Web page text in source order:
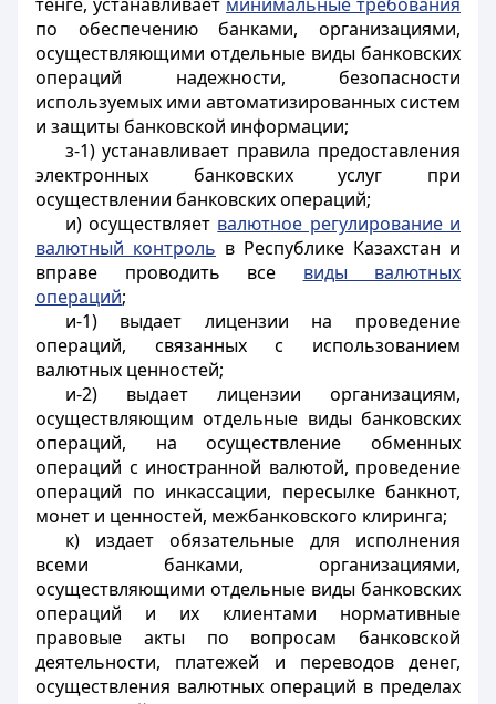
по обеспечению банками, организациями,
осуществляющими отдельные виды банковских
операций надежности, безопасности
используемых ими автоматизированных систем
и защиты банковской информации;
з-1) устанавливает правила предоставления
электронных банковских услуг при
осуществлении банковских операций;
и) осуществляет валютное регулирование и
валютный контроль в Республике Казахстан и
вправе проводить все виды валютных
операций;
и-1) выдает лицензии на проведение
операций, связанных с использованием
валютных ценностей;
и-2) выдает лицензии организациям,
осуществляющим отдельные виды банковских
операций, на осуществление обменных
операций с иностранной валютой, проведение
операций по инкассации, пересылке банкнот,
монет и ценностей, межбанковского клиринга;
к) издает обязательные для исполнения
всеми банками, организациями,
осуществляющими отдельные виды банковских
операций и их клиентами нормативные
правовые акты по вопросам банковской
деятельности, платежей и переводов денег,
осуществления валютных операций в пределах